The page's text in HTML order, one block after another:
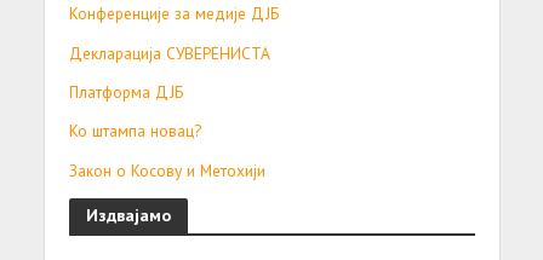
Конференције за медије ДЈБ
Декларација СУВЕРЕНИСТА
Платформа ДЈБ
Ко штампа новац?
Закон о Косову и Метохији
Издвајамо